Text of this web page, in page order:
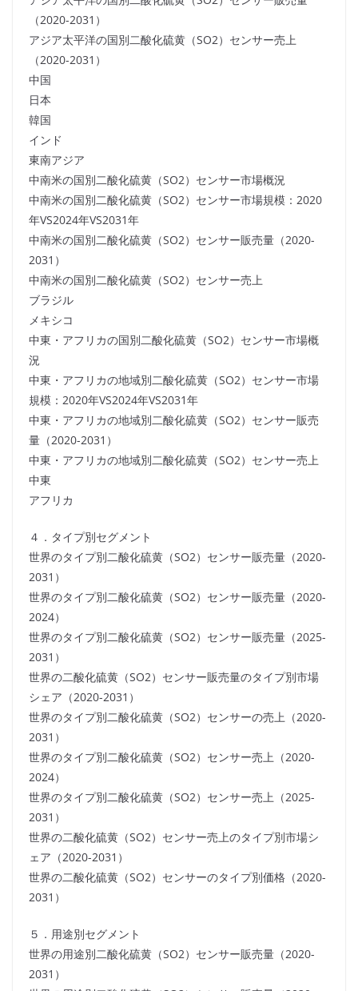
（2020-2031）
アジア太平洋の国別二酸化硫黄（SO2）センサー売上
（2020-2031）
中国
日本
韓国
インド
東南アジア
中南米の国別二酸化硫黄（SO2）センサー市場概況
中南米の国別二酸化硫黄（SO2）センサー市場規模：2020
年VS2024年VS2031年
中南米の国別二酸化硫黄（SO2）センサー販売量（2020-
2031）
中南米の国別二酸化硫黄（SO2）センサー売上
ブラジル
メキシコ
中東・アフリカの国別二酸化硫黄（SO2）センサー市場概
況
中東・アフリカの地域別二酸化硫黄（SO2）センサー市場
規模：2020年VS2024年VS2031年
中東・アフリカの地域別二酸化硫黄（SO2）センサー販売
量（2020-2031）
中東・アフリカの地域別二酸化硫黄（SO2）センサー売上
中東
アフリカ
４．タイプ別セグメント
世界のタイプ別二酸化硫黄（SO2）センサー販売量（2020-
2031）
世界のタイプ別二酸化硫黄（SO2）センサー販売量（2020-
2024）
世界のタイプ別二酸化硫黄（SO2）センサー販売量（2025-
2031）
世界の二酸化硫黄（SO2）センサー販売量のタイプ別市場
シェア（2020-2031）
世界のタイプ別二酸化硫黄（SO2）センサーの売上（2020-
2031）
世界のタイプ別二酸化硫黄（SO2）センサー売上（2020-
2024）
世界のタイプ別二酸化硫黄（SO2）センサー売上（2025-
2031）
世界の二酸化硫黄（SO2）センサー売上のタイプ別市場シ
ェア（2020-2031）
世界の二酸化硫黄（SO2）センサーのタイプ別価格（2020-
2031）
５．用途別セグメント
世界の用途別二酸化硫黄（SO2）センサー販売量（2020-
2031）